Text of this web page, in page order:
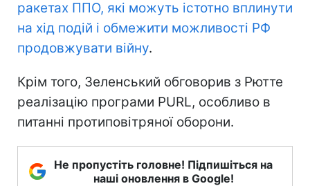
ракетах ППО, які можуть істотно вплинути
на хід подій і обмежити можливості РФ
продовжувати війну.
Крім того, Зеленський обговорив з Рютте
реалізацію програми PURL, особливо в
питанні протиповітряної оборони.
Не пропустіть головне! Підпишіться на
наші оновлення в Google!